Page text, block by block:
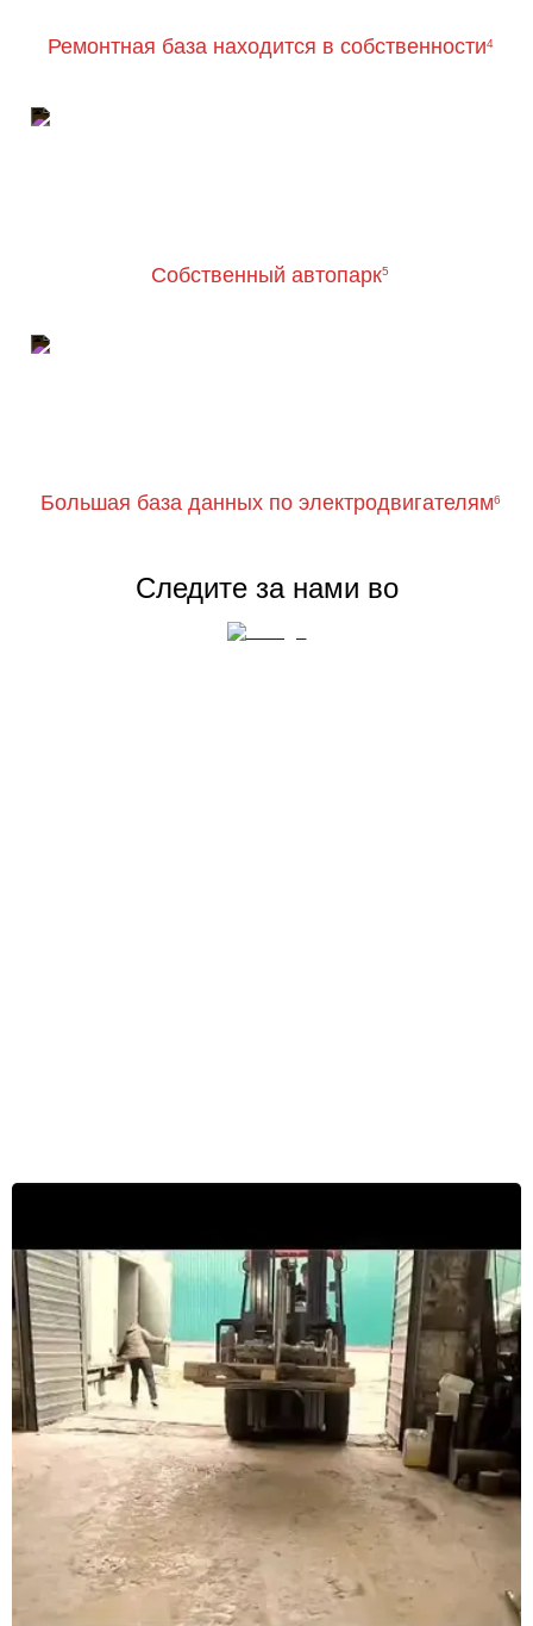
Ремонтная база находится в собственности4
Собственный автопарк5
Большая база данных по электродвигателям6
Следите за нами во
Перейти
Новости.